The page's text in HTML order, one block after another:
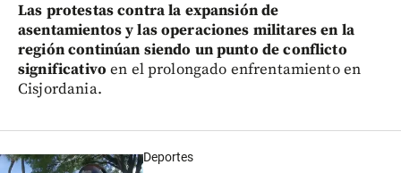
Las protestas contra la expansión de
asentamientos y las operaciones militares en la
región continúan siendo un punto de conflicto
significativo en el prolongado enfrentamiento en
Cisjordania.
Deportes